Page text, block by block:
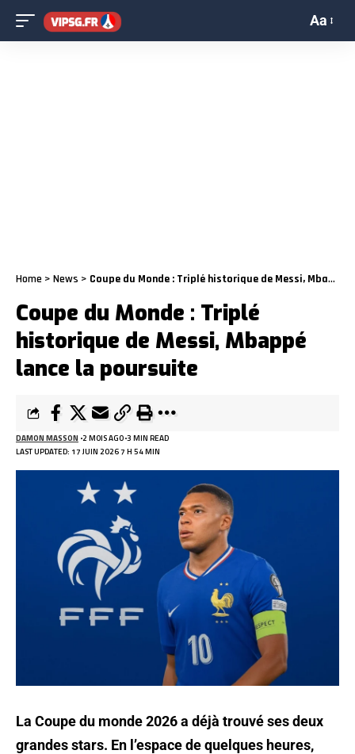
Aa
Home > News > Coupe du Monde : Triplé historique de Messi, Mbappé lance la poursuite
Coupe du Monde : Triplé
historique de Messi, Mbappé
lance la poursuite
LAST UPDATED: 17 JUIN 2026 7 H 54 MIN
DAMON MASSON 2 MOIS AGO 3 MIN READ
La Coupe du monde 2026 a déjà trouvé ses deux
grandes stars. En l’espace de quelques heures,